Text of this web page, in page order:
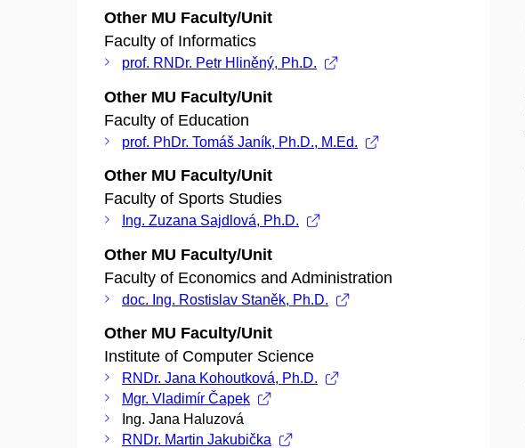
Other MU Faculty/Unit
Faculty of Informatics
prof. RNDr. Petr Hliněný, Ph.D.
Other MU Faculty/Unit
Faculty of Education
prof. PhDr. Tomáš Janík, Ph.D., M.Ed.
Other MU Faculty/Unit
Faculty of Sports Studies
Ing. Zuzana Sajdlová, Ph.D.
Other MU Faculty/Unit
Faculty of Economics and Administration
doc. Ing. Rostislav Staněk, Ph.D.
Other MU Faculty/Unit
Institute of Computer Science
RNDr. Jana Kohoutková, Ph.D.
Mgr. Vladimír Čapek
Ing. Jana Haluzová
RNDr. Martin Jakubička